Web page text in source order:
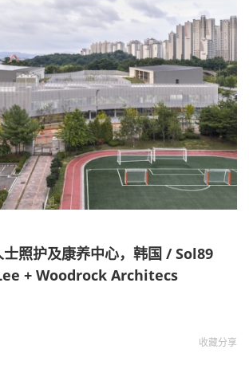
照护及康养中心，韩国 / Sol89
+ Woodrock Architecs
收藏分享